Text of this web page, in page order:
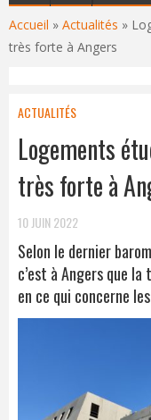
Accueil » Actualités »
très forte à Angers
ACTUALITÉS
Logements
très forte à
10 JUIN 2022
Selon le dernier
c’est à Angers que
en ce qui concerne